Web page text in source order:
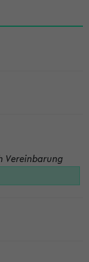
Vereinbarung